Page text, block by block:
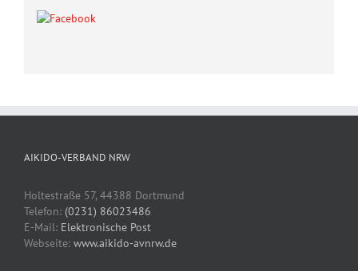
AIKIDO-VERBAND NRW
Holtestraße 57, 44388 Dortmund
Telefon: (0231) 86023486
E-Mail: Elektronische Post
Webseite: www.aikido-avnrw.de